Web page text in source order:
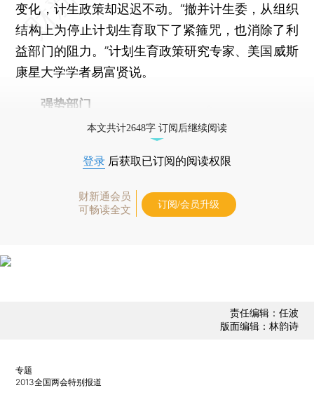
变化，计生政策却迟迟不动。“撤并计生委，从组织
结构上为停止计划生育取下了紧箍咒，也消除了利
益部门的阻力。”计划生育政策研究专家、美国威斯
康星大学学者易富贤说。
强势部门
本文共计2648字 订阅后继续阅读
登录 后获取已订阅的阅读权限
财新通会员
可畅读全文
订阅/会员升级
责任编辑：任波
版面编辑：林韵诗
专题
2013全国两会特别报道